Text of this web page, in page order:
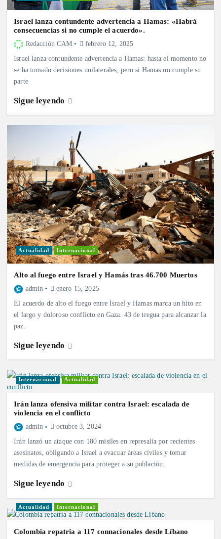
Israel lanza contundente advertencia a Hamas: «Habrá
consecuencias si no cumple el acuerdo».
Redacción CAM febrero 12, 2025
Israel lanza contundente advertencia a Hamas: hasta el momento no
se ha tomado decisiones unilaterales, pero si Hamas no cumple su
parte
Sigue leyendo
Actualidad Internacional
Alto al fuego entre Israel y Hamás tras 46.700 Muertos
admin enero 15, 2025
El acuerdo de alto el fuego entre Israel y Hamas marca un hito en
el largo y doloroso conflicto en Gaza. 43 de tregua para alcanzar la
paz.
Sigue leyendo
Internacional Actualidad
Irán lanza ofensiva militar contra Israel: escalada de
violencia en el conflicto
admin octubre 3, 2024
Irán lanzó un ataque con 180 misiles en represalia por recientes
asesinatos, obligando a Israel a evacuar áreas civiles y tomar
medidas de emergencia para proteger a su población.
Sigue leyendo
Actualidad Internacional
Colombia repatria a 117 connacionales desde Líbano